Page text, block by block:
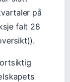
på
falt 28